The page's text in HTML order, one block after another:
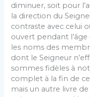
diminuer, soit pour
la direction du
contraste avec celui
ouvert pendant l’âge
les noms des
dont le Seigneur
sommes fidèles à
complet à la fin de ce
mais un autre livre